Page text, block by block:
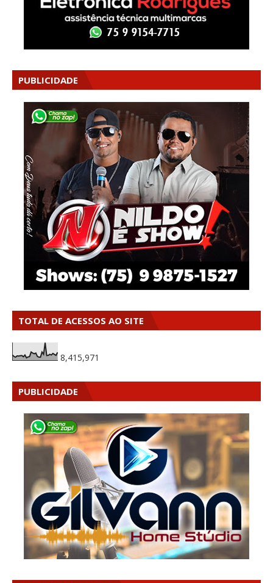
PUBLICIDADE
TOTAL DE ACESSOS AO SITE
8,415,971
PUBLICIDADE